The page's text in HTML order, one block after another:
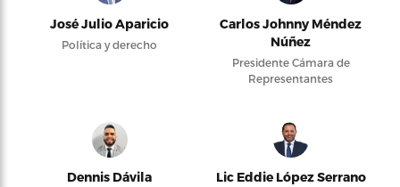
José Julio Aparicio
Política y derecho
Carlos Johnny Méndez
Núñez
Presidente Cámara de
Representantes
Dennis Dávila Lic Eddie López Serrano